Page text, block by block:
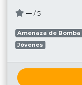
─ / 5
Amenaza de Bomba
Jóvenes